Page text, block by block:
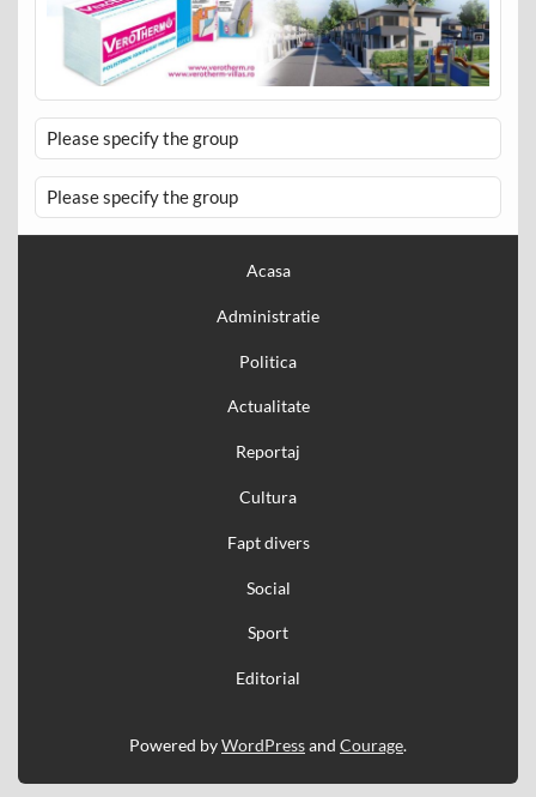
Please specify the group
Please specify the group
Acasa
Administratie
Politica
Actualitate
Reportaj
Cultura
Fapt divers
Social
Sport
Editorial
Powered byWordPressand Courage.